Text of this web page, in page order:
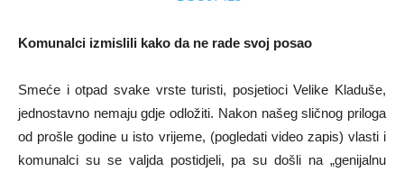
Komunalci izmislili kako da ne rade svoj posao
Smeće i otpad svake vrste turisti, posjetioci Velike Kladuše,
jednostavno nemaju gdje odložiti. Nakon našeg sličnog priloga
od prošle godine u isto vrijeme, (pogledati video zapis) vlasti i
komunalci su se valjda postidjeli, pa su došli na „genijalnu